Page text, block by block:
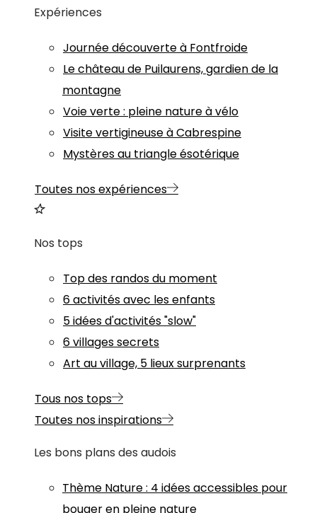
Expériences
Journée découverte à Fontfroide
Le château de Puilaurens, gardien de la
montagne
Voie verte : pleine nature à vélo
Visite vertigineuse à Cabrespine
Mystères au triangle ésotérique
Toutes nos expériences
Nos tops
Top des randos du moment
6 activités avec les enfants
5 idées d'activités "slow"
6 villages secrets
Art au village, 5 lieux surprenants
Tous nos tops
Toutes nos inspirations
Les bons plans des audois
Thème Nature: 4 idées accessibles pour
bouger en pleine nature